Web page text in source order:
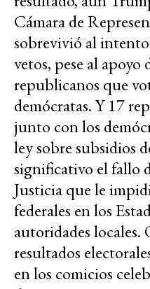
Cámara de
sobrevivió al intento
vetos, pese al apoyo
republicanos que
demócratas. Y 17
junto con los
ley sobre subsidios
significativo el fallo
Justicia que le
federales en los
autoridades
resultados
en los comicios